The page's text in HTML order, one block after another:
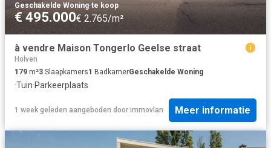
Geschakelde Woning·te koop
€ 495.000€ 2.765/m²
à vendre Maison Tongerlo Geelse straat
Holven
179 m²3 Slaapkamers1 BadkamerGeschakelde Woning
·Tuin·Parkeerplaats
1 week geleden aangeboden door immovlan Meer informatie